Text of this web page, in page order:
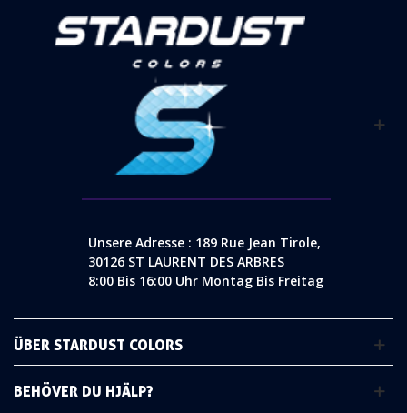
Unsere Adresse : 189 Rue Jean Tirole,
30126 ST LAURENT DES ARBRES
8:00 Bis 16:00 Uhr Montag Bis Freitag
ÜBER STARDUST COLORS
BEHÖVER DU HJÄLP?